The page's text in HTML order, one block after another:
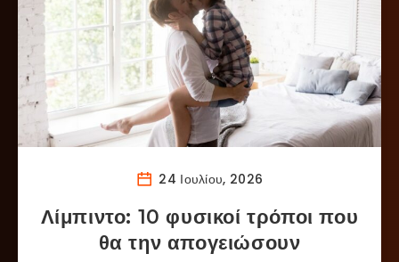
24 Ιουλίου, 2026
Λίμπιντο: 10 φυσικοί τρόποι που
θα την απογειώσουν